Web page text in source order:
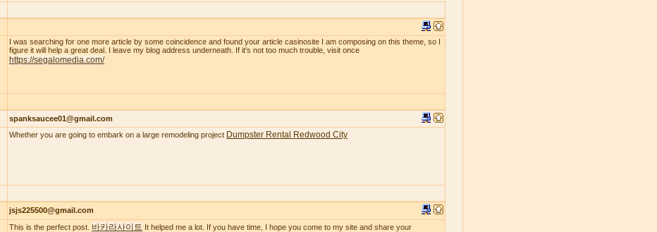
I was searching for one more article by some coincidence and found your article casinosite I am composing on this theme, so I
figure it will help a great deal. I leave my blog address underneath. If it's not too much trouble, visit once
https://segalomedia.com/
spanksaucee01@gmail.com
Whether you are going to embark on a large remodeling project Dumpster Rental Redwood City
jsjs225500@gmail.com
This is the perfect post. 바카라사이트 It helped me a lot. If you have time, I hope you come to my site and share your